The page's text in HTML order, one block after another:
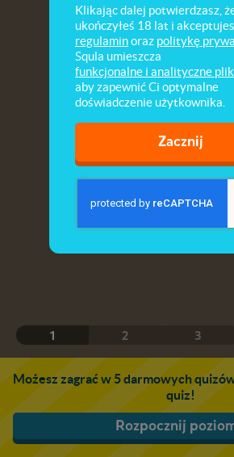
hetmani i ich sukcesy.
polskiego.
1 2 3
Możesz zagrać w 5 darmowych
quiz!
Rozpocznij
Klikając dalej potwierdzasz,
ukończyłeś 18 lat i
regulaminoraz politykę
Squla umieszcza
funkcjonalne i analityczne
aby zapewnić Ci optymalne
doświadczenie użytkownika.
Zacznij